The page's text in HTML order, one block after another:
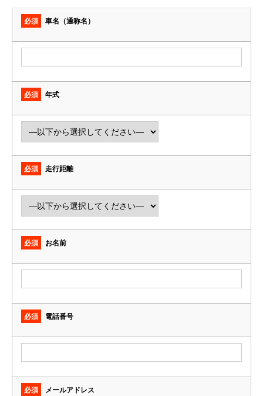
必須 車名（通称名）
必須 年式
必須 走行距離
必須 お名前
必須 電話番号
必須 メールアドレス